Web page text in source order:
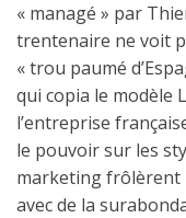
« managé » par
trentenaire ne voit
« trou paumé
qui copia le modèle
l’entreprise
le pouvoir sur les
marketing frôlèrent
avec de la